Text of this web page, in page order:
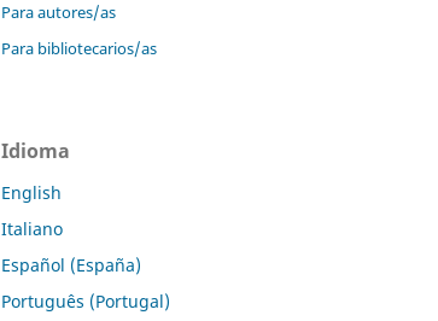
Para autores/as
Para bibliotecarios/as
Idioma
English
Italiano
Español (España)
Português (Portugal)